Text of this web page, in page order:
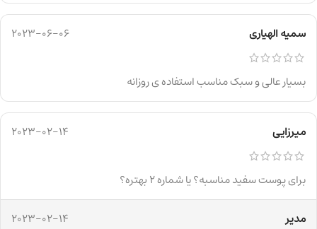
سمیه الهیاری 2023-06-06
بسیار عالی و سبک مناسب استفاده ی روزانه
میرزایی 2023-02-14
برای پوست سفید مناسبه؟ یا شماره ۲ بهتره؟
مدیر
2023-02-14